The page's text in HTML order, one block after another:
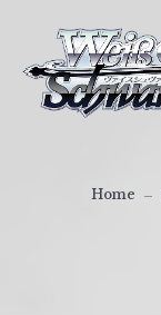
ァ
Home